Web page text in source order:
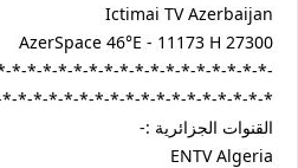
Ictimai TV Azerbaijan
AzerSpace 46°E - 11173 H 27300
*-*-*-*-*-*-*-*-*-*-*-*-*-*-*-*-*-
*-*-*-*-*-*-*-*-*-*-*-*-*-*-*-*-*
القنوات الجزائرية :-
ENTV Algeria